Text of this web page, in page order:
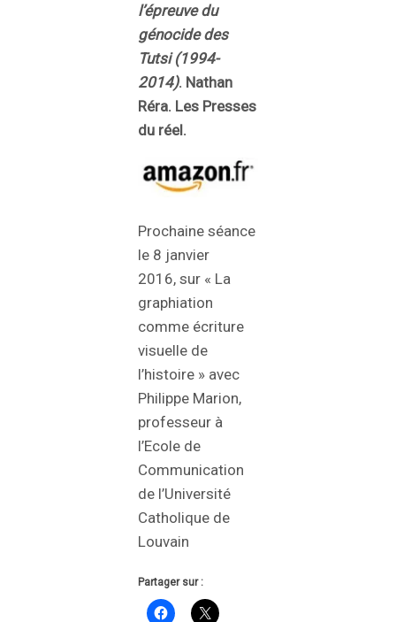
l’épreuve du
génocide des
Tutsi (1994-
2014). Nathan
Réra. Les Presses
du réel.
Prochaine séance
le 8 janvier
2016, sur « La
graphiation
comme écriture
visuelle de
l’histoire » avec
Philippe Marion,
professeur à
l’Ecole de
Communication
de l’Université
Catholique de
Louvain
Partager sur :